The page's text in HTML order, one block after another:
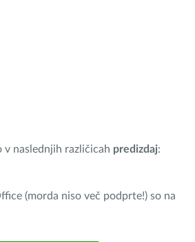
v naslednjih različicah predizdaj:
(morda niso več podprte!) so na